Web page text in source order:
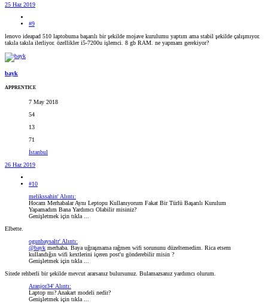
25 Haz 2019
#9
lenovo ideapad 510 laptobuma başarılı bir şekilde mojave kurulumu yaptım ama stabil şekilde çalışmıyor.
takıla takıla ilerliyor. özellikler i5-7200u işlemci. 8 gb RAM. ne yapmam gerekiyor?
bayk
APPRENTICE
7 May 2018
54
13
71
İstanbul
26 Haz 2019
#10
melikssahin' Alıntı:
Hocam Merhabalar Aynı Leptopu Kullanıyorum Fakat Bir Türlü Başarılı Kurulum
Yapamadım Bana Yardımcı Olabilir misiniz?
Genişletmek için tıkla ...
Elbette.
ogunbaysaltr' Alıntı:
@bayk merhaba. Baya uğraşmama rağmen wifi sorununu düzeltemedim. Rica etsem
kullandığın wifi kextlerini içeren post'u gönderebilir misin ?
Genişletmek için tıkla ...
Sitede rehberli bir şekilde mevcut ararsanız bulursunuz. Bulamazsanız yardımcı olurum.
Aranjor34' Alıntı:
Laptop mı? Anakart modeli nedir?
Genişletmek için tıkla ...